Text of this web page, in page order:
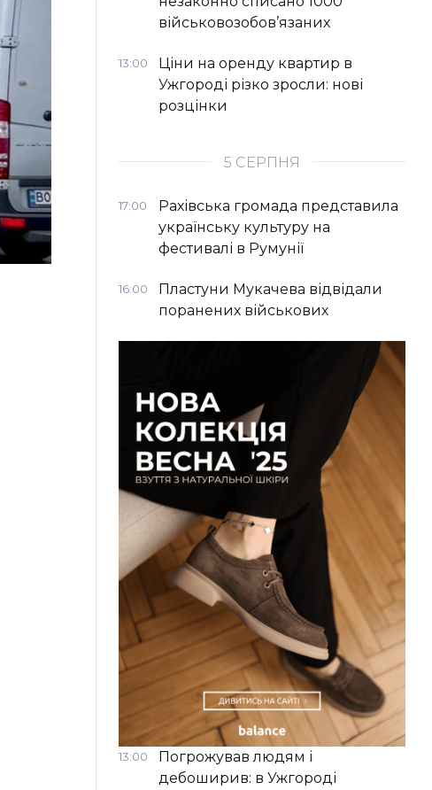
військовозобов’язаних
13:00
Ціни на оренду квартир в
Ужгороді різко зросли: нові
розцінки
5 СЕРПНЯ
17:00
Рахівська громада представила
українську культуру на
фестивалі в Румунії
16:00
Пластуни Мукачева відвідали
поранених військових
13:00
Погрожував людям і
дебоширив: в Ужгороді